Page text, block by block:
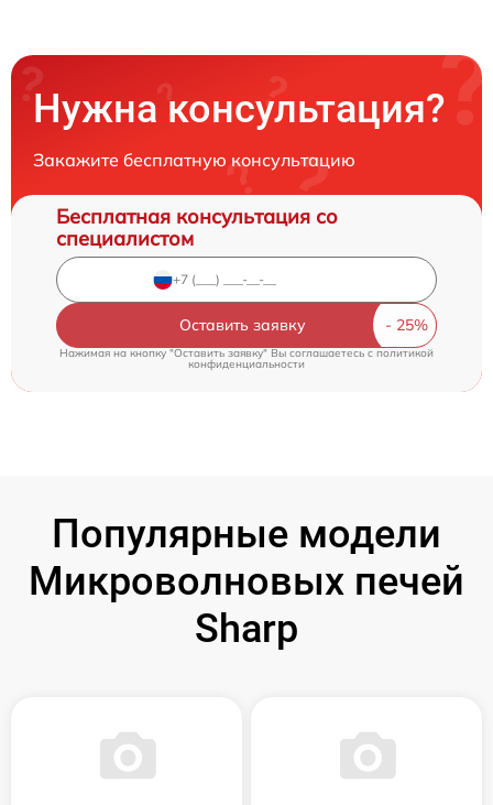
Нужна консультация?
Закажите бесплатную консультацию
Бесплатная консультация со
специалистом
Оставить заявку
Нажимая на кнопку "Оставить заявку" Вы соглашаетесь cполитикой
конфиденциальности
Популярные модели
Микроволновых печей
Sharp